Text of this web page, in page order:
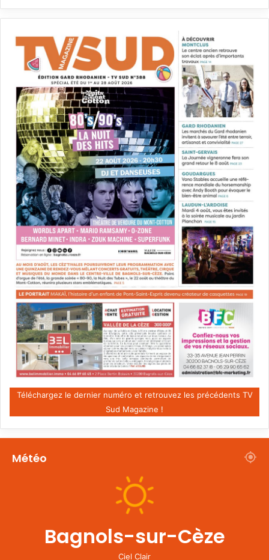
Téléchargez le dernier numéro et retrouvez les précédents TV
Sud Magazine !
Météo
Bagnols-sur-Cèze
Ciel Clair